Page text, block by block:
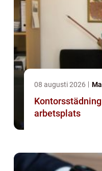
08 augusti 2026
arbetsplats